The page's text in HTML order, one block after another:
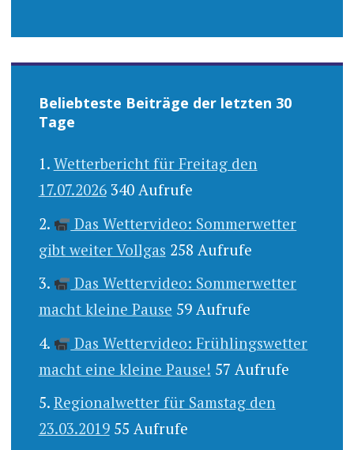
Beliebteste Beiträge der letzten 30
Tage
Wetterbericht für Freitag den
17.07.2026 340 Aufrufe
Das Wettervideo: Sommerwetter
gibt weiter Vollgas 258 Aufrufe
Das Wettervideo: Sommerwetter
macht kleine Pause 59 Aufrufe
Das Wettervideo: Frühlingswetter
macht eine kleine Pause! 57 Aufrufe
Regionalwetter für Samstag den
23.03.2019 55 Aufrufe